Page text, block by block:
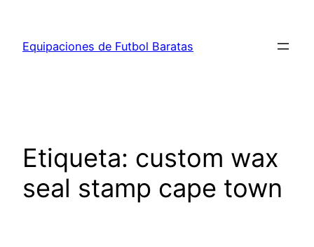
contenido
Equipaciones de Futbol Baratas
Etiqueta: custom wax
seal stamp cape town